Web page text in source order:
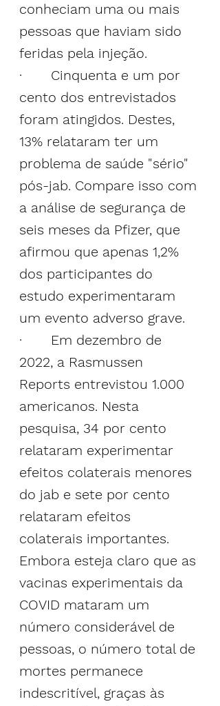
conheciam uma ou mais
pessoas que haviam sido
feridas pela injeção.
·       Cinquenta e um por
cento dos entrevistados
foram atingidos. Destes,
13% relataram ter um
problema de saúde "sério"
pós-jab. Compare isso com
a análise de segurança de
seis meses da Pfizer, que
afirmou que apenas 1,2%
dos participantes do
estudo experimentaram
um evento adverso grave.
·       Em dezembro de
2022, a Rasmussen
Reports entrevistou 1.000
americanos. Nesta
pesquisa, 34 por cento
relataram experimentar
efeitos colaterais menores
do jab e sete por cento
relataram efeitos
colaterais importantes.
Embora esteja claro que as
vacinas experimentais da
COVID mataram um
número considerável de
pessoas, o número total de
mortes permanece
indescritível, graças às